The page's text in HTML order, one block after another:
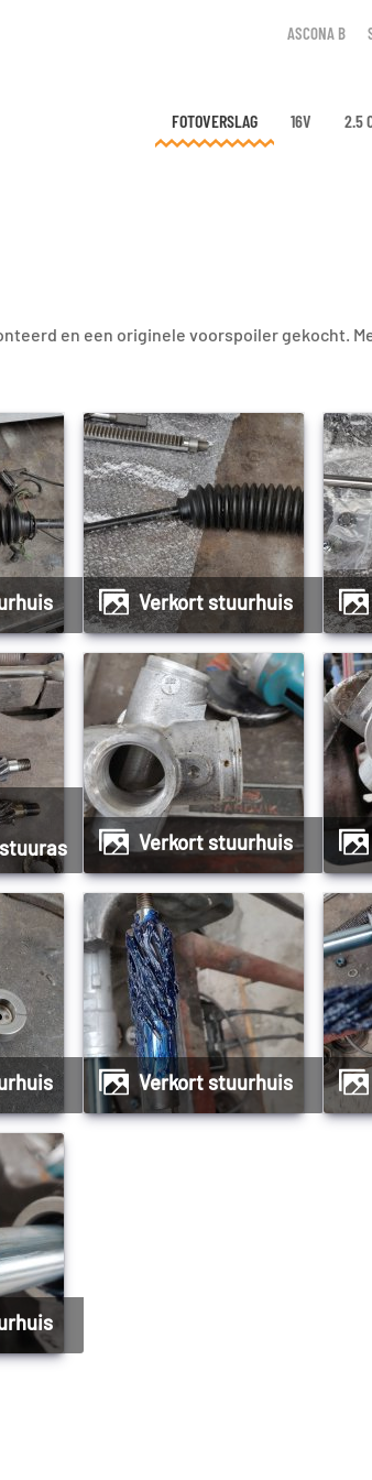
ASCONA B
FOTOVERSLAG 16V 2.5
en een originele voorspoiler gekocht.
Verkort stuurhuis
stuuras Verkort stuurhuis
Verkort stuurhuis